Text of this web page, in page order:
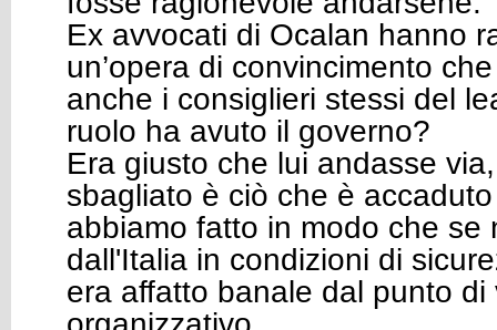
Ex avvocati di Ocalan hanno
un’opera di convincimento
anche i consiglieri stessi del
ruolo ha avuto il governo?
Era giusto che lui andasse
sbagliato è ciò che è
abbiamo fatto in modo che se
dall'Italia in condizioni di
era affatto banale dal punto di